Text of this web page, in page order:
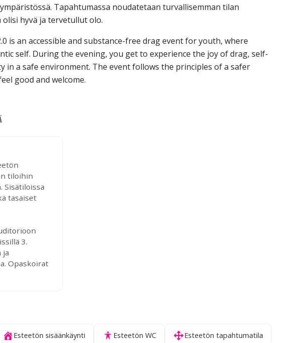
Tapahtumassa noudatetaan turvallisemman tilan
hyvä ja tervetullut olo.
is an accessible and substance-free drag event for youth, where
self. During the evening, you get to experience the joy of drag, self-
in a safe environment. The event follows the principles of a safer
good and welcome.
tiloihin
Sisätiloissa
tasaiset
3.
ja
Opaskoirat
Esteetön sisäänkäynti Esteetön WC Esteetön tapahtumatila